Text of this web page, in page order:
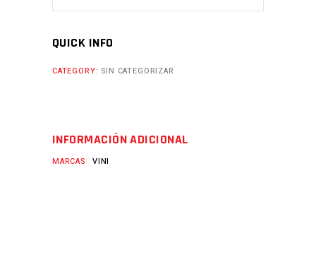
QUICK INFO
CATEGORY: SIN CATEGORIZAR
INFORMACIÓN ADICIONAL
MARCAS VINI